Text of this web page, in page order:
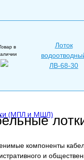
(МПЛ и МШЛ)
в
Лоток
ЛВ-68-30
компоненты
и